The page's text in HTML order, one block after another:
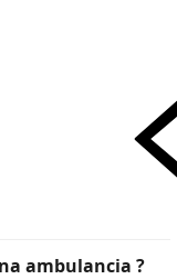
ambulancia ?